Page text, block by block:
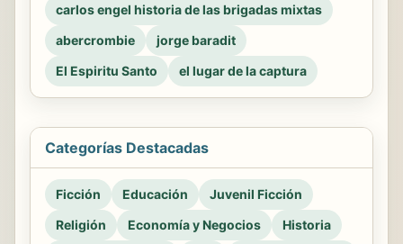
carlos engel historia de las brigadas mixtas
abercrombie
jorge baradit
El Espiritu Santo
el lugar de la captura
Categorías Destacadas
Ficción Educación
Juvenil Ficción
Religión
Economía y Negocios Historia